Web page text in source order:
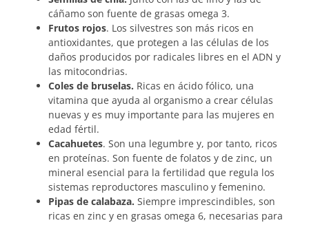
cáñamo son fuente de grasas omega 3.
Frutos rojos. Los silvestres son más ricos en
antioxidantes, que protegen a las células de los
daños producidos por radicales libres en el ADN y
las mitocondrias.
Coles de bruselas. Ricas en ácido fólico, una
vitamina que ayuda al organismo a crear células
nuevas y es muy importante para las mujeres en
edad fértil.
Cacahuetes. Son una legumbre y, por tanto, ricos
en proteínas. Son fuente de folatos y de zinc, un
mineral esencial para la fertilidad que regula los
sistemas reproductores masculino y femenino.
Pipas de calabaza. Siempre imprescindibles, son
ricas en zinc y en grasas omega 6, necesarias para